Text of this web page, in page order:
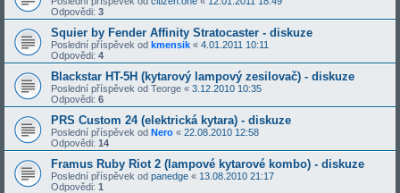
Odpovědi: 3
Squier by Fender Affinity Stratocaster - diskuze
Poslední příspěvek od kmensik « 4.01.2011 10:11
Odpovědi: 4
Blackstar HT-5H (kytarový lampový zesilovač) - diskuze
Poslední příspěvek od Teorge « 3.12.2010 10:35
Odpovědi: 6
PRS Custom 24 (elektrická kytara) - diskuze
Poslední příspěvek od Nero « 22.08.2010 12:58
Odpovědi: 14
Framus Ruby Riot 2 (lampové kytarové kombo) - diskuze
Poslední příspěvek od panedge « 13.08.2010 21:17
Odpovědi: 1